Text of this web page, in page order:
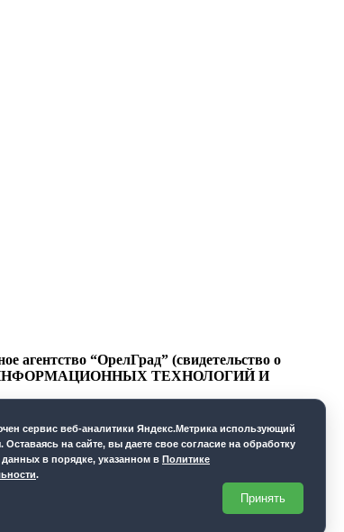
“ОрелГрад” (свидетельство о
ИНФОРМАЦИОННЫХ ТЕХНОЛОГИЙ И
сервис веб-аналитики Яндекс.Метрика использующий
на сайте, вы даете свое согласие на обработку
в порядке, указанном в Политике
.
Принять